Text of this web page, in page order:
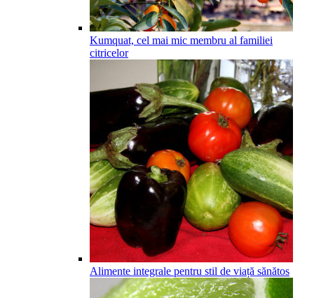
Kumquat, cel mai mic membru al familiei
citricelor
Alimente integrale pentru stil de viață sănătos